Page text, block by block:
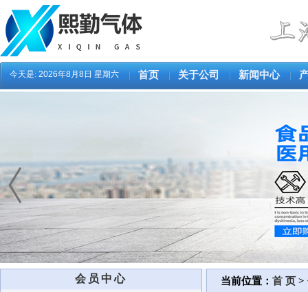
今天是: 2026年8月8日 星期六 首页 关于公司 新闻中心
会员中心 当前位置： 首 页 >